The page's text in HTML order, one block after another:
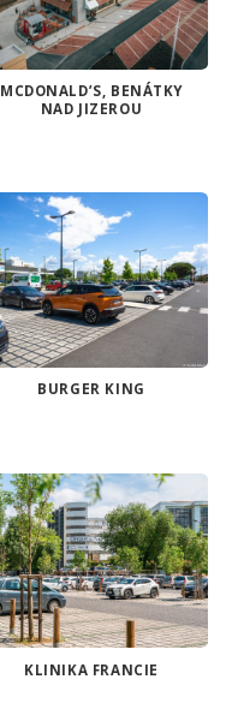
MCDONALD’S, BENÁTKY
NAD JIZEROU
BURGER KING
KLINIKA FRANCIE